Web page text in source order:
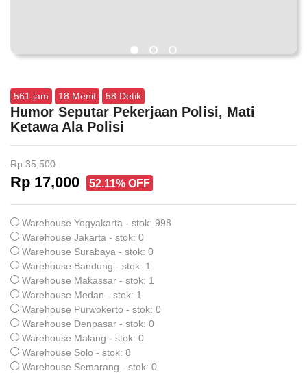
561 jam 18 Menit 57 Detik
Humor Seputar Pekerjaan Polisi, Mati
Ketawa Ala Polisi
Rp 35,500
Rp 17,000 52.11% OFF
Warehouse Yogyakarta - stok: 998
Warehouse Jakarta - stok: 0
Warehouse Surabaya - stok: 0
Warehouse Bandung - stok: 1
Warehouse Makassar - stok: 1
Warehouse Medan - stok: 1
Warehouse Purwokerto - stok: 0
Warehouse Denpasar - stok: 0
Warehouse Malang - stok: 0
Warehouse Solo - stok: 8
Warehouse Semarang - stok: 0